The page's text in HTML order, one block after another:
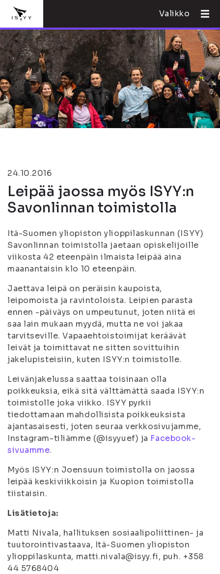
Valikko
24.10.2016
Leipää jaossa myös ISYY:n
Savonlinnan toimistolla
Itä-Suomen yliopiston ylioppilaskunnan (ISYY)
Savonlinnan toimistolla jaetaan opiskelijoille
viikosta 42 eteenpäin ilmaista leipää aina
maanantaisin klo 10 eteenpäin.
Jaettava leipä on peräisin kaupoista,
leipomoista ja ravintoloista. Leipien parasta
ennen -päiväys on umpeutunut, joten niitä ei
saa lain mukaan myydä, mutta ne voi jakaa
tarvitseville. Vapaaehtoistoimijat keräävät
leivät ja toimittavat ne sitten sovittuihin
jakelupisteisiin, kuten ISYY:n toimistolle.
Leivänjakelussa saattaa toisinaan olla
poikkeuksia, eikä sitä välttämättä saada ISYY:n
toimistolle joka viikko. ISYY pyrkii
tiedottamaan mahdollisista poikkeuksista
ajantasaisesti, joten seuraa verkkosivujamme,
Instagram-tiliämme (@isyyuef) ja Facebook-
sivuamme.
Myös ISYY:n Joensuun toimistolla on jaossa
leipää keskiviikkoisin ja Kuopion toimistolla
tiistaisin.
Lisätietoja:
Matti Nivala, hallituksen sosiaalipoliittinen- ja
tuutorointivastaava, Itä-Suomen yliopiston
ylioppilaskunta, matti.nivala@isyy.fi, puh. +358
44 5768404